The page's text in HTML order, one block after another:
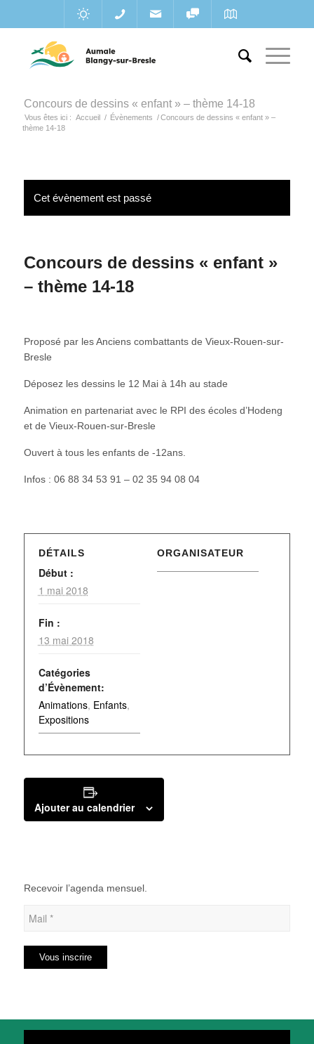
Concours de dessins « enfant » – thème 14-18
Vous êtes ici : Accueil / Évènements / Concours de dessins « enfant » –
thème 14-18
Cet évènement est passé
Concours de dessins « enfant »
– thème 14-18
Proposé par les Anciens combattants de Vieux-Rouen-sur-
Bresle
Déposez les dessins le 12 Mai à 14h au stade
Animation en partenariat avec le RPI des écoles d’Hodeng
et de Vieux-Rouen-sur-Bresle
Ouvert à tous les enfants de -12ans.
Infos : 06 88 34 53 91 – 02 35 94 08 04
DÉTAILS
Début :
1 mai 2018
Fin :
13 mai 2018
Catégories
d’Évènement:
Animations, Enfants,
Expositions
ORGANISATEUR
Ajouter au calendrier
Recevoir l’agenda mensuel.